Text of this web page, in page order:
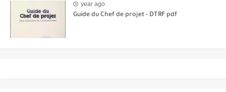
year ago
Guide du Chef de projet - DTRF pdf